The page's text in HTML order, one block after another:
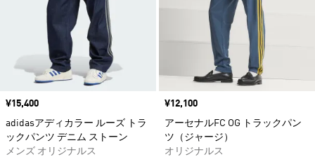
価格
¥15,400
adidasアディカラー ルーズ トラ
ックパンツ デニム ストーン
メンズ オリジナルス
価格
¥12,100
アーセナルFC OG トラックパン
ツ（ジャージ）
オリジナルス